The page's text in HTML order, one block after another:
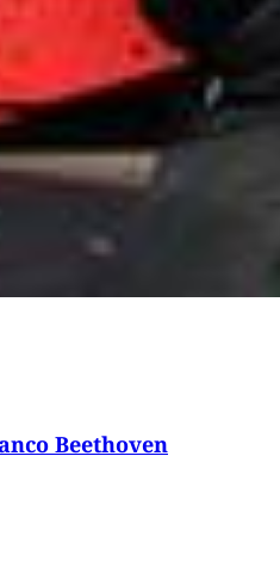
Beethoven